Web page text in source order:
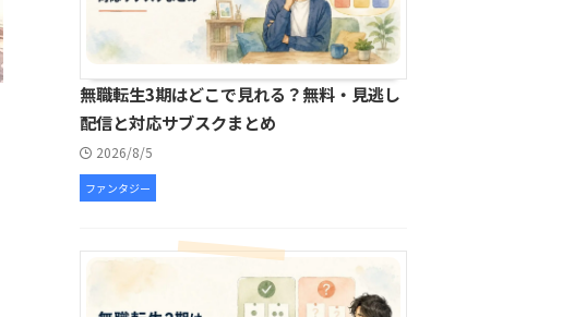
無職転生3期はどこで見れる？無料・見逃し
配信と対応サブスクまとめ
2026/8/5
ファンタジー